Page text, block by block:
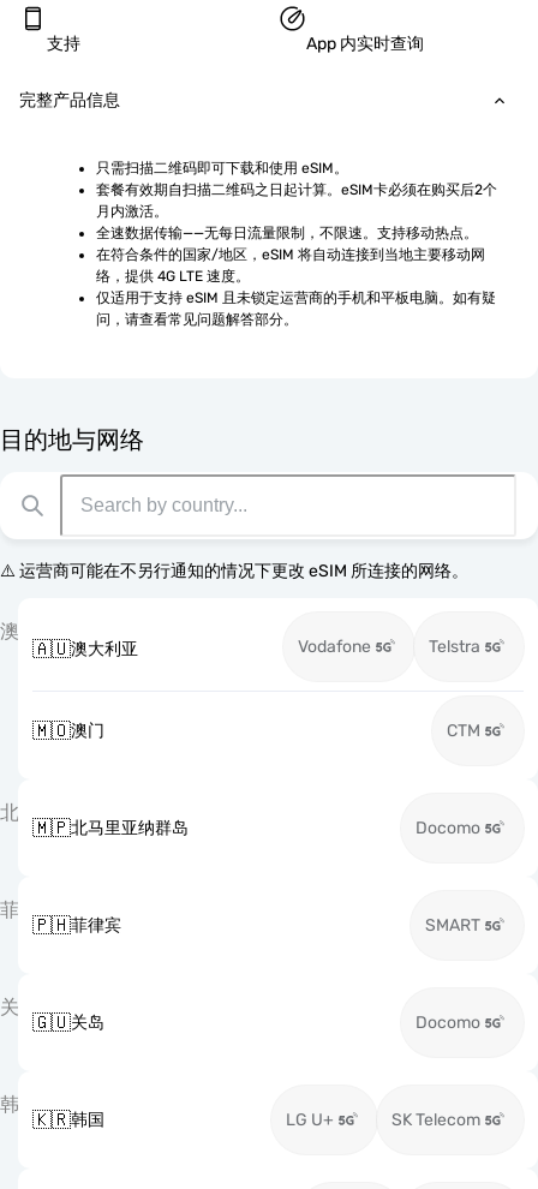
支持 App 内实时查询
完整产品信息
只需扫描二维码即可下载和使用 eSIM。
套餐有效期自扫描二维码之日起计算。eSIM卡必须在购买后2个
月内激活。
全速数据传输——无每日流量限制，不限速。支持移动热点。
在符合条件的国家/地区，eSIM 将自动连接到当地主要移动网
络，提供 4G LTE 速度。
仅适用于支持 eSIM 且未锁定运营商的手机和平板电脑。如有疑
问，请查看常见问题解答部分。
目的地与网络
⚠️ 运营商可能在不另行通知的情况下更改 eSIM 所连接的网络。
澳
🇦🇺澳大利亚 Vodafone Telstra
🇲🇴澳门 CTM
北
🇲🇵北马里亚纳群岛 Docomo
菲
🇵🇭菲律宾 SMART
关
🇬🇺关岛 Docomo
韩
🇰🇷韩国 LG U+ SK Telecom